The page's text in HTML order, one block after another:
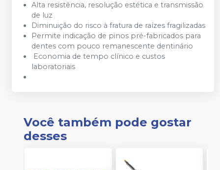
Alta resistência, resolução estética e transmissão
de luz
Diminuição do risco à fratura de raízes fragilizadas
Permite indicação de pinos pré-fabricados para
dentes com pouco remanescente dentinário
Economia de tempo clínico e custos
laboratoriais
Você também pode gostar
desses